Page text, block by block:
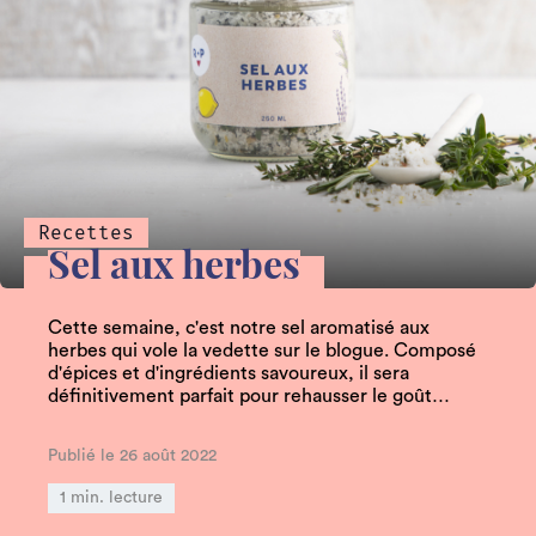
La liste d’épicerie du bar
de base
Comme un scout de la mixologie, soyez
toujours prêt à impressionner vos invités
grâce à…
Recettes
Sel aux herbes
Cette semaine, c'est notre sel aromatisé aux
herbes qui vole la vedette sur le blogue. Composé
d'épices et d'ingrédients savoureux, il sera
définitivement parfait pour rehausser le goût…
Publié le 26 août 2022
1 min. lecture